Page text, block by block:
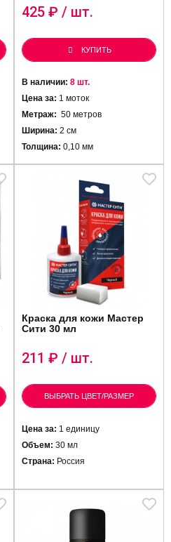
425 ₽ / шт.
КУПИТЬ
В наличии: 8 шт.
Цена за: 1 моток
Метраж: 50 метров
Ширина: 2 см
Толщина: 0,10 мм
Краска для кожи Мастер
Сити 30 мл
211 ₽ / шт.
ВЫБРАТЬ ЦВЕТ/РАЗМЕР
Цена за: 1 единицу
Объем: 30 мл
Страна: Россия